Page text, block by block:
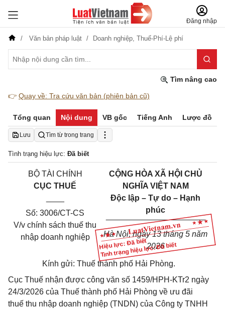
Đăng nhập
Văn bản pháp luật Doanh nghiệp, Thuế-Phí-Lệ phí
Tìm nâng cao
👉 Quay về: Tra cứu văn bản (phiên bản cũ)
Tổng quan Nội dung VB gốc Tiếng Anh Lược đồ
Lưu Tìm từ trong trang
Tình trạng hiệu lực: Đã biết
Hiệu lực: Đã biết
Tình trạng hiệu lực: Đã biết
BỘ TÀI CHÍNH
CỤC THUẾ
Số: 3006/CT-CS
V/v chính sách thuế thu
nhập doanh nghiệp
CỘNG HÒA XÃ HỘI CHỦ
NGHĨA VIỆT NAM
Độc lập – Tự do – Hạnh
phúc
___________ ______
Hà Nội, ngày 13 tháng 5 năm
2026
Kính gửi: Thuế thành phố Hải Phòng.
Cục Thuế nhận được công văn số 1459/HPH-KTr2 ngày
24/3/2026 của Thuế thành phố Hải Phòng về ưu đãi
thuế thu nhập doanh nghiệp (TNDN) của Công ty TNHH